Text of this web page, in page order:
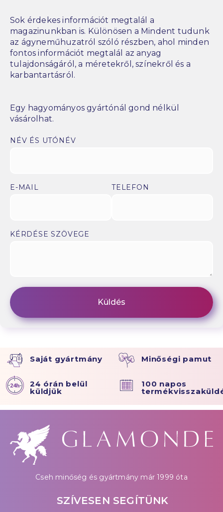
Sok érdekes információt megtalál a
magazinunkban is. Különösen a Mindent tudunk
az ágyneműhuzatról szóló részben, ahol minden
fontos információt megtalál az anyag
tulajdonságáról, a méretekről, színekről és a
karbantartásról.
Egy hagyományos gyártónál gond nélkül
vásárolhat.
NÉV ÉS UTÓNÉV
E-MAIL TELEFON
KÉRDÉSE SZÖVEGE
Saját gyártmány Minőségi pamut
24 órán belül
küldjük
100 napos
Cseh minőség és gyártmány már 1999 óta
SZÍVESEN SEGÍTÜNK